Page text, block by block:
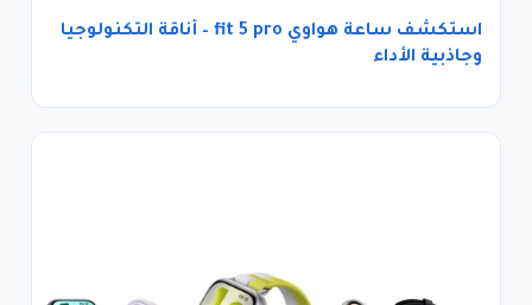
استكشف ساعة هواوي fit 5 pro – أناقة التكنولوجيا
وجاذبية الأداء